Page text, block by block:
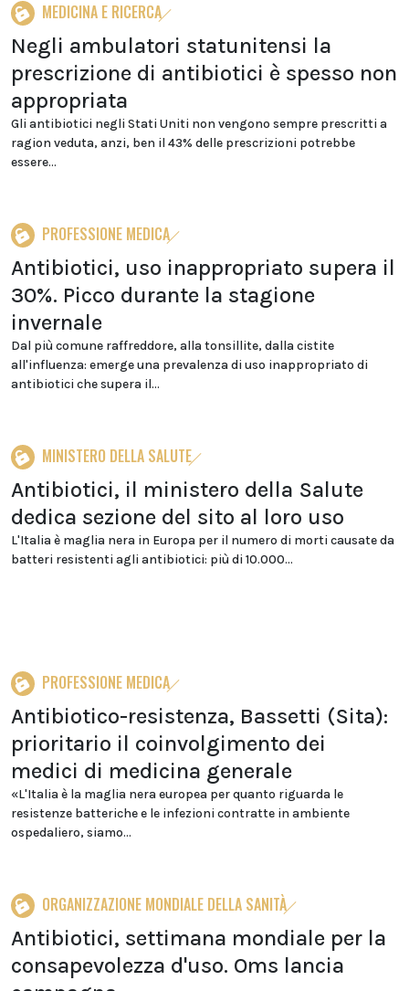
MEDICINA E RICERCA
Negli ambulatori statunitensi la
prescrizione di antibiotici è spesso non
appropriata
Gli antibiotici negli Stati Uniti non vengono sempre prescritti a
ragion veduta, anzi, ben il 43% delle prescrizioni potrebbe
essere...
PROFESSIONE MEDICA
Antibiotici, uso inappropriato supera il
30%. Picco durante la stagione
invernale
Dal più comune raffreddore, alla tonsillite, dalla cistite
all'influenza: emerge una prevalenza di uso inappropriato di
antibiotici che supera il...
MINISTERO DELLA SALUTE
Antibiotici, il ministero della Salute
dedica sezione del sito al loro uso
L'Italia è maglia nera in Europa per il numero di morti causate da
batteri resistenti agli antibiotici: più di 10.000...
PROFESSIONE MEDICA
Antibiotico-resistenza, Bassetti (Sita):
prioritario il coinvolgimento dei
medici di medicina generale
«L'Italia è la maglia nera europea per quanto riguarda le
resistenze batteriche e le infezioni contratte in ambiente
ospedaliero, siamo...
ORGANIZZAZIONE MONDIALE DELLA SANITÀ
Antibiotici, settimana mondiale per la
consapevolezza d'uso. Oms lancia